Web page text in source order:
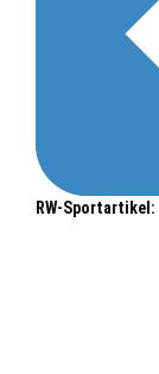
RW-Sportartikel: